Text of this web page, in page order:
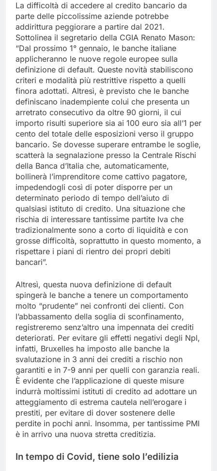
La difficoltà di accedere al credito bancario da
parte delle piccolissime aziende potrebbe
addirittura peggiorare a partire dal 2021.
Sottolinea il segretario della CGIA Renato Mason:
“Dal prossimo 1° gennaio, le banche italiane
applicheranno le nuove regole europee sulla
definizione di default. Queste novità stabiliscono
criteri e modalità più restrittive rispetto a quelli
finora adottati. Altresì, è previsto che le banche
definiscano inadempiente colui che presenta un
arretrato consecutivo da oltre 90 giorni, il cui
importo risulti superiore sia ai 100 euro sia all’1 per
cento del totale delle esposizioni verso il gruppo
bancario. Se dovesse superare entrambe le soglie,
scatterà la segnalazione presso la Centrale Rischi
della Banca d’Italia che, automaticamente,
bollinerà l’imprenditore come cattivo pagatore,
impedendogli così di poter disporre per un
determinato periodo di tempo dell’aiuto di
qualsiasi istituto di credito. Una situazione che
rischia di interessare tantissime partite Iva che
tradizionalmente sono a corto di liquidità e con
grosse difficoltà, soprattutto in questo momento, a
rispettare i piani di rientro dei propri debiti
bancari”.
Altresì, questa nuova definizione di default
spingerà le banche a tenere un comportamento
molto “prudente” nei confronti dei clienti. Con
l’abbassamento della soglia di sconfinamento,
registreremo senz’altro una impennata dei crediti
deteriorati. Per evitare gli effetti negativi degli Npl,
infatti, Bruxelles ha imposto alle banche la
svalutazione in 3 anni dei crediti a rischio non
garantiti e in 7-9 anni per quelli con garanzia reali.
È evidente che l’applicazione di queste misure
indurrà moltissimi istituti di credito ad adottare un
atteggiamento di estrema cautela nell’erogare i
prestiti, per evitare di dover sostenere delle
perdite in pochi anni. Insomma, per tantissime PMI
è in arrivo una nuova stretta creditizia.
In tempo di Covid, tiene solo l’edilizia